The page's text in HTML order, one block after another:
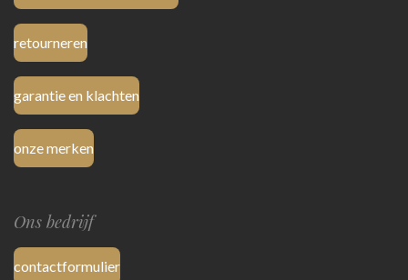
retourneren
garantie en klachten
onze merken
Ons bedrijf
contactformulier